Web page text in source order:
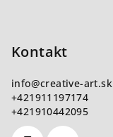
Kontakt
info@creative-art.sk
+421911197174
+421910442095